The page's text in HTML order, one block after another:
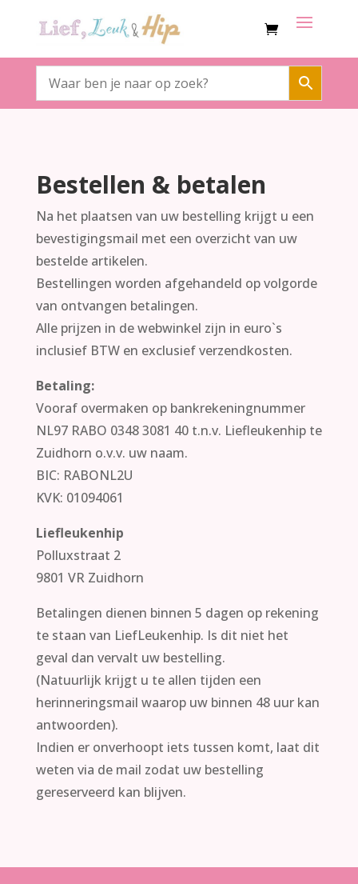
Bestellen & betalen
Na het plaatsen van uw bestelling krijgt u een
bevestigingsmail met een overzicht van uw
bestelde artikelen.
Bestellingen worden afgehandeld op volgorde
van ontvangen betalingen.
Alle prijzen in de webwinkel zijn in euro`s
inclusief BTW en exclusief verzendkosten.
Betaling:
Vooraf overmaken op bankrekeningnummer
NL97 RABO 0348 3081 40 t.n.v. Liefleukenhip te
Zuidhorn o.v.v. uw naam.
BIC: RABONL2U
KVK: 01094061
Liefleukenhip
Polluxstraat 2
9801 VR Zuidhorn
Betalingen dienen binnen 5 dagen op rekening
te staan van LiefLeukenhip. Is dit niet het
geval dan vervalt uw bestelling.
(Natuurlijk krijgt u te allen tijden een
herinneringsmail waarop uw binnen 48 uur kan
antwoorden).
Indien er onverhoopt iets tussen komt, laat dit
weten via de mail zodat uw bestelling
gereserveerd kan blijven.